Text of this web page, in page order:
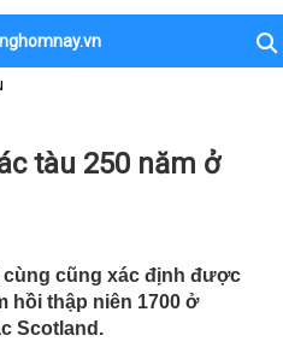
tàu 250 năm ở
cũng xác định được
hồi thập niên 1700 ở
Scotland.